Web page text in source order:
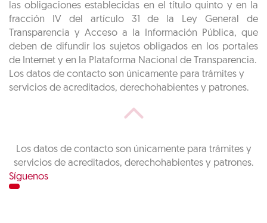
las obligaciones establecidas en el título quinto y en la
fracción IV del artículo 31 de la Ley General de
Transparencia y Acceso a la Información Pública, que
deben de difundir los sujetos obligados en los portales
de Internet y en la Plataforma Nacional de Transparencia.
Los datos de contacto son únicamente para trámites y
servicios de acreditados, derechohabientes y patrones.
Los datos de contacto son únicamente para trámites y
servicios de acreditados, derechohabientes y patrones.
Síguenos